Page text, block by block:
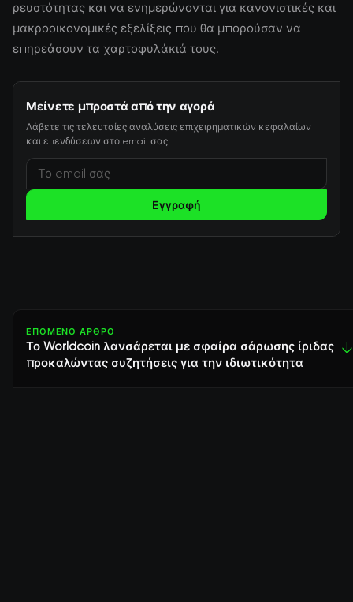
ρευστότητας και να ενημερώνονται για κανονιστικές και
μακροοικονομικές εξελίξεις που θα μπορούσαν να
επηρεάσουν τα χαρτοφυλάκιά τους.
Μείνετε μπροστά από την αγορά
Λάβετε τις τελευταίες αναλύσεις επιχειρηματικών κεφαλαίων
και επενδύσεων στο email σας.
Εγγραφή
ΕΠΌΜΕΝΟ ΆΡΘΡΟ
Το Worldcoin λανσάρεται με σφαίρα σάρωσης ίριδας
προκαλώντας συζητήσεις για την ιδιωτικότητα
↓